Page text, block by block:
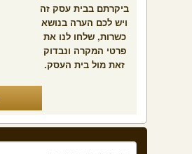
ביקרתם בבית עסק זה
ויש לכם הערה בנושא
כשרות, שלחו לנו את
פרטי המקרה ונבדוק
זאת מול בית העסק.